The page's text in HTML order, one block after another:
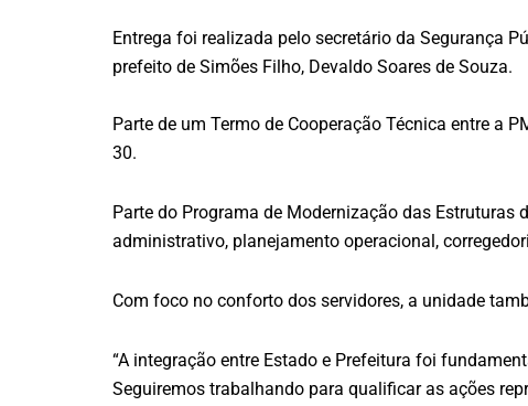
Entrega foi realizada pelo secretário da Segurança
prefeito de Simões Filho, Devaldo Soares de Souza.
Parte de um Termo de Cooperação Técnica entre a
30.
Parte do Programa de Modernização das
administrativo, planejamento operacional,
Com foco no conforto dos servidores, a unidade
“A integração entre Estado e Prefeitura foi
Seguiremos trabalhando para qualificar as ações